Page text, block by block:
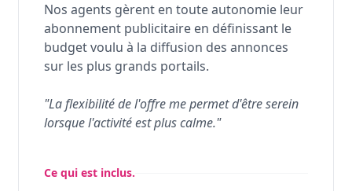
Nos agents gèrent en toute autonomie leur
abonnement publicitaire en définissant le
budget voulu à la diffusion des annonces
sur les plus grands portails.
"La flexibilité de l'offre me permet d'être serein
lorsque l'activité est plus calme."
Ce qui est inclus.